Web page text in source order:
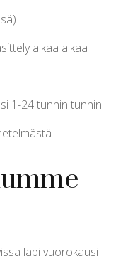
alkaa alkaa
1-24 tunnin tunnin
läpi vuorokausi